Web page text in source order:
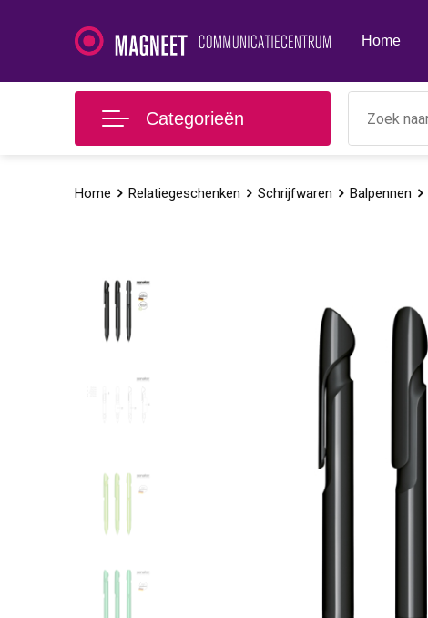
Home
Categorieën
Home Relatiegeschenken Schrijfwaren Balpennen